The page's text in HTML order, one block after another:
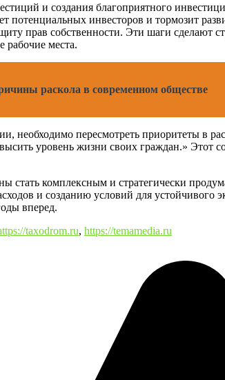
и создания благоприятного
потенциальных инвесторов и тормозит
прав собственности. Эти шаги сделают
рабочие места.
раскола в современном обществе
необходимо пересмотреть приоритеты в
уровень жизни своих граждан.» Этот
комплексным и стратегически
и созданию условий для устойчивого
вперед.
taxodrom.ru, https://temamedia.ru